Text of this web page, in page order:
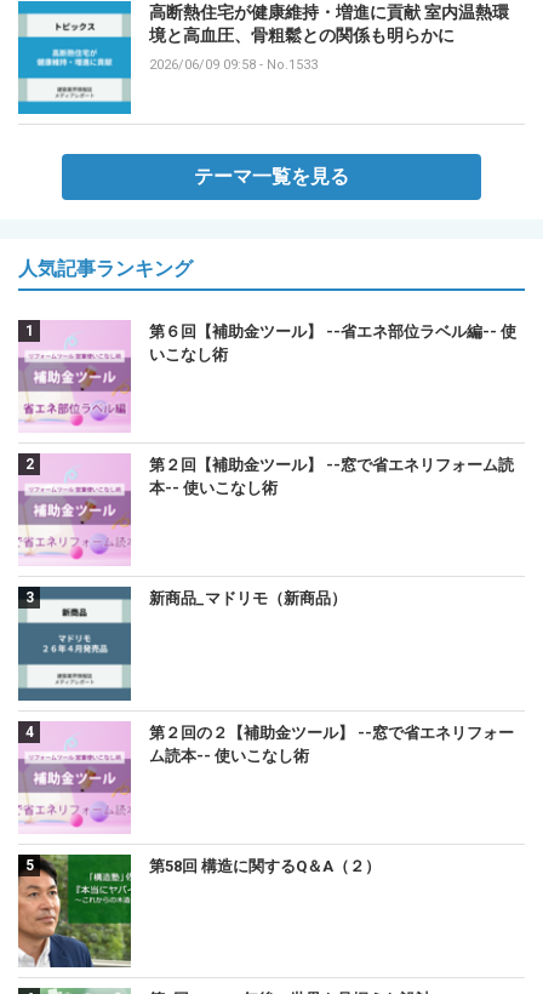
高断熱住宅が健康維持・増進に貢献 室内温熱環
境と高血圧、骨粗鬆との関係も明らかに
2026/06/09 09:58 - No.1533
テーマ一覧を見る
人気記事ランキング
第６回【補助金ツール】 --省エネ部位ラベル編-- 使
いこなし術
第２回【補助金ツール】 --窓で省エネリフォーム読
本-- 使いこなし術
新商品_マドリモ（新商品）
第２回の２【補助金ツール】 --窓で省エネリフォー
ム読本-- 使いこなし術
第58回 構造に関するQ＆A（２）